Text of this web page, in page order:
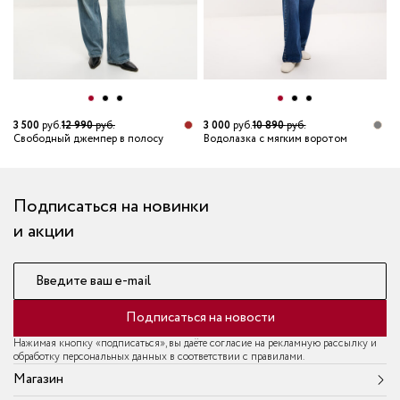
3 500руб.12 990руб.
Свободный джемпер в полосу
3 000руб.10 890руб.
Водолазка с мягким воротом
Подписаться на новинки
и акции
Введите ваш e-mail
Подписаться на новости
Нажимая кнопку «подписаться», вы даёте согласие на рекламную рассылку и
обработку персональных данных в соответствии с правилами.
Магазин